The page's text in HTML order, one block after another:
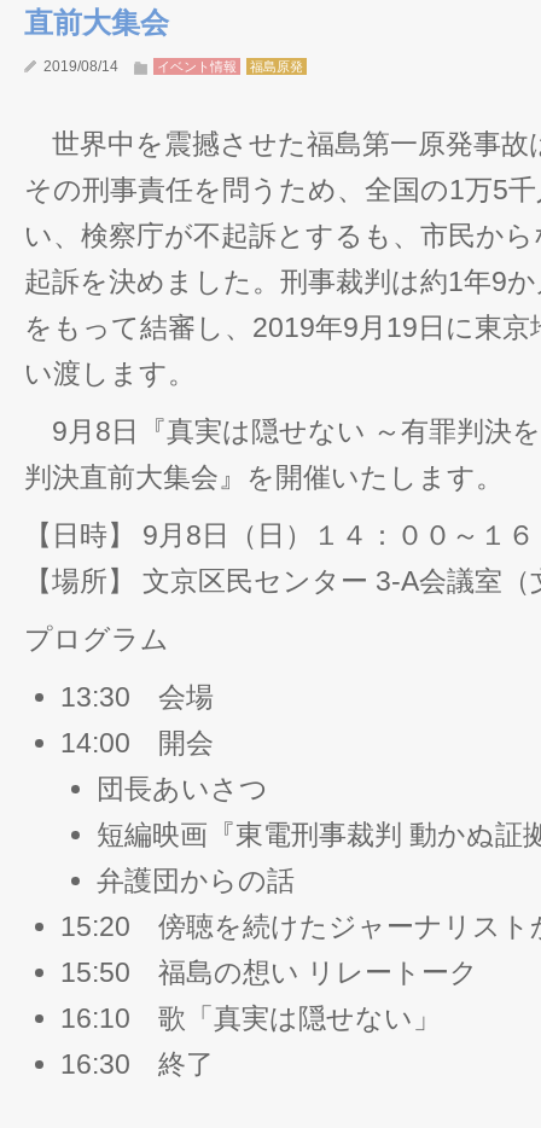
直前大集会
2019/08/14 イベント情報 福島原発
世界中を震撼させた福島第一原発事故
その刑事責任を問うため、全国の1万5
い、検察庁が不起訴とするも、市民か
起訴を決めました。刑事裁判は約1年9
をもって結審し、2019年9月19日に東
い渡します。
9月8日『真実は隠せない ～有罪判決
判決直前大集会』を開催いたします。
【日時】 9月8日（日）１４：００～１
【場所】 文京区民センター 3-A会議室
プログラム
13:30 会場
14:00 開会
団長あいさつ
短編映画『東電刑事裁判 動かぬ
弁護団からの話
15:20 傍聴を続けたジャーナリスト
15:50 福島の想い リレートーク
16:10 歌「真実は隠せない」
16:30 終了